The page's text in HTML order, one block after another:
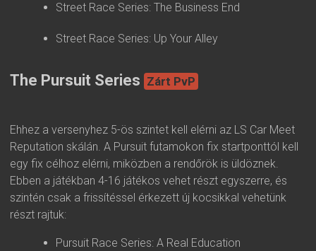
Street Race Series: The Business End
Street Race Series: Up Your Alley
The Pursuit Series Zárt PvP
Ehhez a versenyhez 5-ös szintet kell elérni az LS Car Meet
Reputation skálán. A Pursuit futamokon fix startponttól kell
egy fix célhoz elérni, miközben a rendőrök is üldöznek.
Ebben a játékban 4-16 játékos vehet részt egyszerre, és
szintén csak a frissítéssel érkezett új kocsikkal vehetünk
részt rajtuk:
Pursuit Race Series: A Real Education